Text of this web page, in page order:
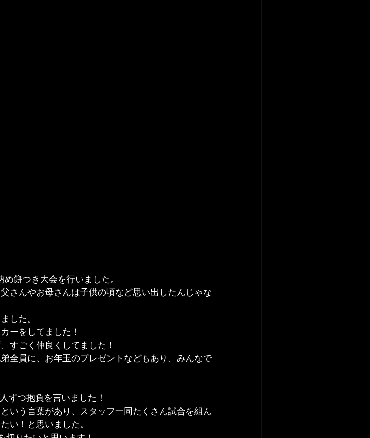
餅つき大会を行いました。
さんやお母さんは子供の頃など思い出したんじゃな
した。
ーをしてました！
すごく仲良くしてました！
全員に、お年玉のプレゼントなどもあり、みんなで
ずつ抱負を言いました！
いう言葉があり、スタッフ一同たくさん試合を組ん
い！と思いました。